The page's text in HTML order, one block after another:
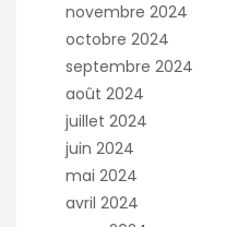
novembre 2024
octobre 2024
septembre 2024
août 2024
juillet 2024
juin 2024
mai 2024
avril 2024